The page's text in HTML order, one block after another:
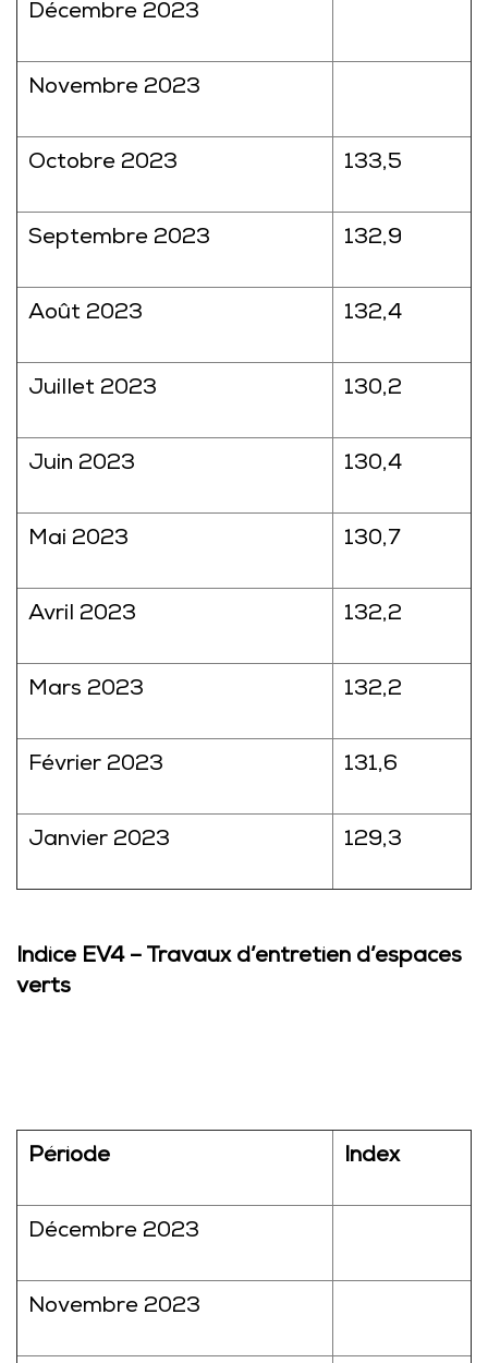
Décembre 2023
Novembre 2023
Octobre 2023 133,5
Septembre 2023 132,9
Août 2023 132,4
Juillet 2023 130,2
Juin 2023 130,4
Mai 2023 130,7
Avril 2023 132,2
Mars 2023 132,2
Février 2023 131,6
Janvier 2023 129,3
Indice EV4 – Travaux d’entretien d’espaces
verts
Période Index
Décembre 2023
Novembre 2023